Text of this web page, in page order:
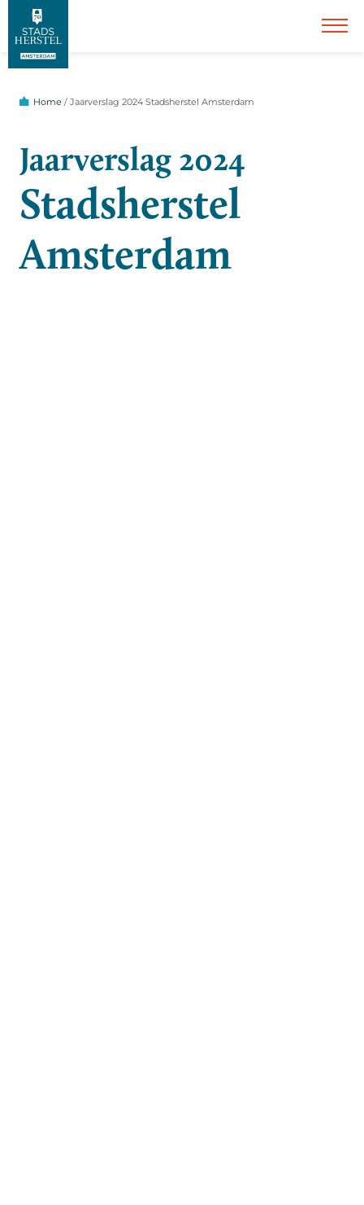
Home /Jaarverslag 2024 Stadsherstel Amsterdam
Jaarverslag 2024
Stadsherstel
Amsterdam